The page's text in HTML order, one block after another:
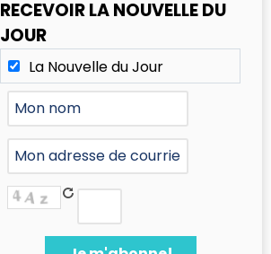
RECEVOIR LA NOUVELLE DU
JOUR
La Nouvelle du Jour